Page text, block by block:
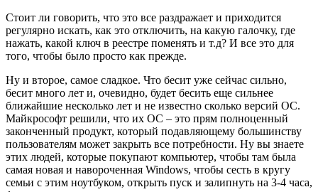
Стоит ли говорить, что это все раздражает и приходится
регулярно искать, как это отключить, на какую галочку, где
нажать, какой ключ в реестре поменять и т.д? И все это для
того, чтобы было просто как прежде.
Ну и второе, самое сладкое. Что бесит уже сейчас сильно,
бесит много лет и, очевидно, будет бесить еще сильнее
ближайшие несколько лет и не известно сколько версий ОС.
Майкрософт решили, что их ОС – это прям полноценный
законченный продукт, который подавляющему большинству
пользователям может закрыть все потребности. Ну вы знаете
этих людей, которые покупают компьютер, чтобы там была
самая новая и навороченная Windows, чтобы сесть в кругу
семьи с этим ноутбуком, открыть пуск и залипнуть на 3-4 часа,